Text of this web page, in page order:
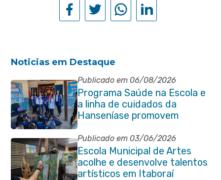
Noticias em Destaque
Publicado em 06/08/2026
Programa Saúde na Escola e
a linha de cuidados da
Hanseníase promovem
conscientização sobre
hanseníase na E.M Adelaide
de Magalhães Seabra
Publicado em 03/06/2026
Escola Municipal de Artes
acolhe e desenvolve talentos
artísticos em Itaboraí